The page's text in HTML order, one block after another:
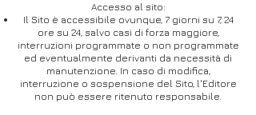
Accesso al sito:
Il Sito è accessibile ovunque, 7 giorni su 7, 24
ore su 24, salvo casi di forza maggiore,
interruzioni programmate o non programmate
ed eventualmente derivanti da necessità di
manutenzione. In caso di modifica,
interruzione o sospensione del Sito, l'Editore
non può essere ritenuto responsabile.